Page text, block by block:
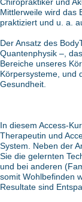
Mittlerweile wird das
praktiziert und u. a.
Der Ansatz des
Quantenphysik –,
Bereiche unseres
Körpersysteme, und
Gesundheit.
In diesem Access-
Therapeutin und
System. Neben der
Sie die gelernten
und bei anderen
somit Wohlbefinden
Resultate sind